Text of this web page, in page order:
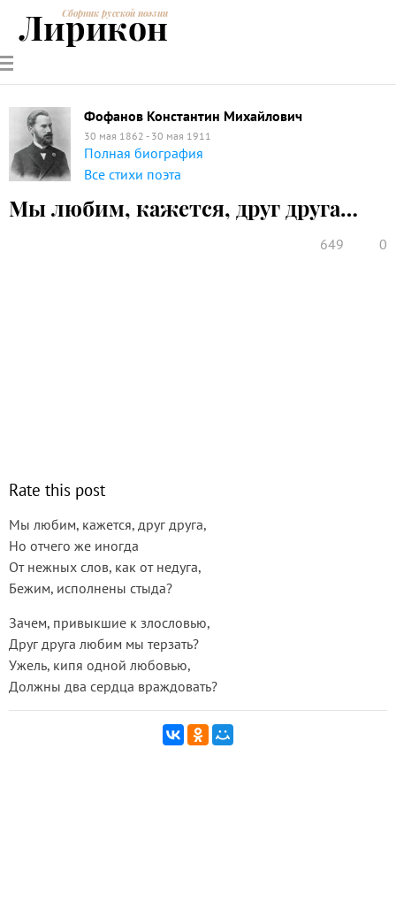
РУССКИЕ
ПОЭТЫ
СОВРЕМЕННИКИЭНЦИКЛОПЕДИЯ
ПОЭЗИИ
Сборник русской поэзии
Лирикон
Фофанов Константин Михайлович
30 мая 1862 - 30 мая 1911
Полная биография
Все стихи поэта
Мы любим, кажется, друг друга…
649 0
Rate this post
Мы любим, кажется, друг друга,
Но отчего же иногда
От нежных слов, как от недуга,
Бежим, исполнены стыда?
Зачем, привыкшие к злословью,
Друг друга любим мы терзать?
Ужель, кипя одной любовью,
Должны два сердца враждовать?